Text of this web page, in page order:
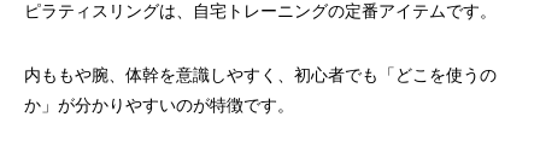
ピラティスリングは、自宅トレーニングの定番アイテムです。
内ももや腕、体幹を意識しやすく、初心者でも「どこを使うの
か」が分かりやすいのが特徴です。